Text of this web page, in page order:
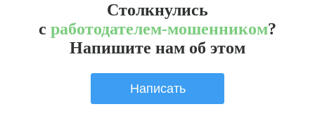
Столкнулись
с работодателем-мошенником?
Напишите нам об этом
Написать